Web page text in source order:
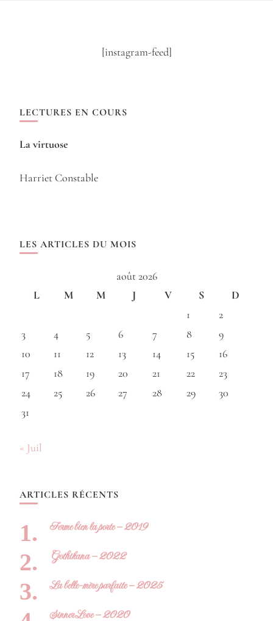
[instagram-feed]
LECTURES EN COURS
La virtuose
Harriet Constable
LES ARTICLES DU MOIS
août 2026
L
M M J V S
D
1
2
3
4 5 6 7 8
9
10
11 12 13 14 15
16
17
18 19 20 21 22
23
24
25 26 27 28 29
30
31
« Juil
ARTICLES RÉCENTS
Ferme bien la porte – 2019
Gothikana – 2022
La belle-mère parfaite – 2025
Sinner Love – 2020